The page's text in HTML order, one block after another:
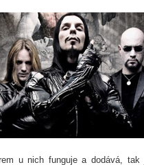
u nich funguje a dodává,